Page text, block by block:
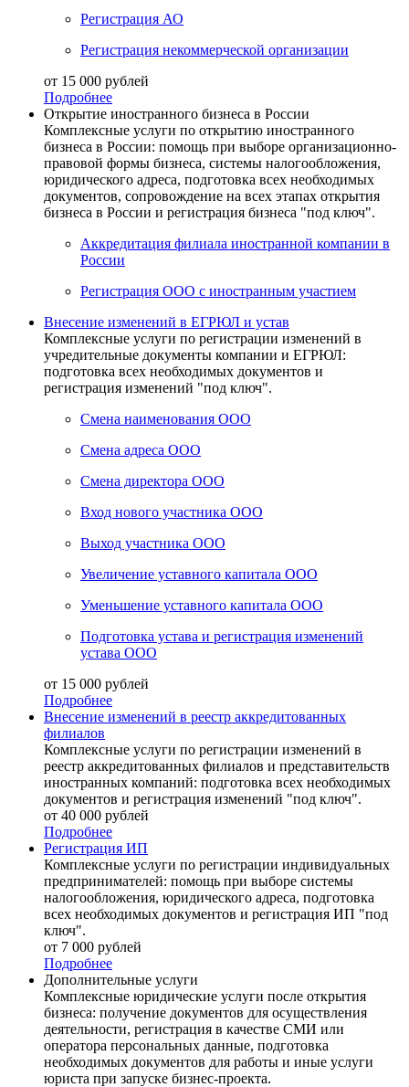
Регистрация АО
Регистрация некоммерческой организации
от 15 000 рублей
Подробнее
Открытие иностранного бизнеса в России
Комплексные услуги по открытию иностранного
бизнеса в России: помощь при выборе организационно-
правовой формы бизнеса, системы налогообложения,
юридического адреса, подготовка всех необходимых
документов, сопровождение на всех этапах открытия
бизнеса в России и регистрация бизнеса "под ключ".
Аккредитация филиала иностранной компании в
России
Регистрация ООО с иностранным участием
Внесение изменений в ЕГРЮЛ и устав
Комплексные услуги по регистрации изменений в
учредительные документы компании и ЕГРЮЛ:
подготовка всех необходимых документов и
регистрация изменений "под ключ".
Смена наименования ООО
Смена адреса ООО
Смена директора ООО
Вход нового участника ООО
Выход участника ООО
Увеличение уставного капитала ООО
Уменьшение уставного капитала ООО
Подготовка устава и регистрация изменений
устава ООО
от 15 000 рублей
Подробнее
Внесение изменений в реестр аккредитованных
филиалов
Комплексные услуги по регистрации изменений в
реестр аккредитованных филиалов и представительств
иностранных компаний: подготовка всех необходимых
документов и регистрация изменений "под ключ".
от 40 000 рублей
Подробнее
Регистрация ИП
Комплексные услуги по регистрации индивидуальных
предпринимателей: помощь при выборе системы
налогообложения, юридического адреса, подготовка
всех необходимых документов и регистрация ИП "под
ключ".
от 7 000 рублей
Подробнее
Дополнительные услуги
Комплексные юридические услуги после открытия
бизнеса: получение документов для осуществления
деятельности, регистрация в качестве СМИ или
оператора персональных данные, подготовка
необходимых документов для работы и иные услуги
юриста при запуске бизнес-проекта.